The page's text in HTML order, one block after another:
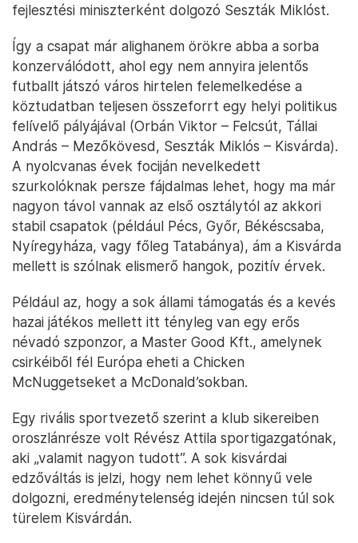
fejlesztési miniszterként dolgozó Seszták Miklóst.
Így a csapat már alighanem örökre abba a sorba
konzerválódott, ahol egy nem annyira jelentős
futballt játszó város hirtelen felemelkedése a
köztudatban teljesen összeforrt egy helyi politikus
felívelő pályájával (Orbán Viktor – Felcsút, Tállai
András – Mezőkövesd, Seszták Miklós – Kisvárda).
A nyolcvanas évek fociján nevelkedett
szurkolóknak persze fájdalmas lehet, hogy ma már
nagyon távol vannak az első osztálytól az akkori
stabil csapatok (például Pécs, Győr, Békéscsaba,
Nyíregyháza, vagy főleg Tatabánya), ám a Kisvárda
mellett is szólnak elismerő hangok, pozitív érvek.
Például az, hogy a sok állami támogatás és a kevés
hazai játékos mellett itt tényleg van egy erős
névadó szponzor, a Master Good Kft., amelynek
csirkéiből fél Európa eheti a Chicken
McNuggetseket a McDonald’sokban.
Egy rivális sportvezető szerint a klub sikereiben
oroszlánrésze volt Révész Attila sportigazgatónak,
aki „valamit nagyon tudott”. A sok kisvárdai
edzőváltás is jelzi, hogy nem lehet könnyű vele
dolgozni, eredménytelenség idején nincsen túl sok
türelem Kisvárdán.